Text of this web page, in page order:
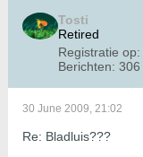
Tosti
Retired
Registratie op:
Berichten: 306
30 June 2009, 21:02
Re: Bladluis???